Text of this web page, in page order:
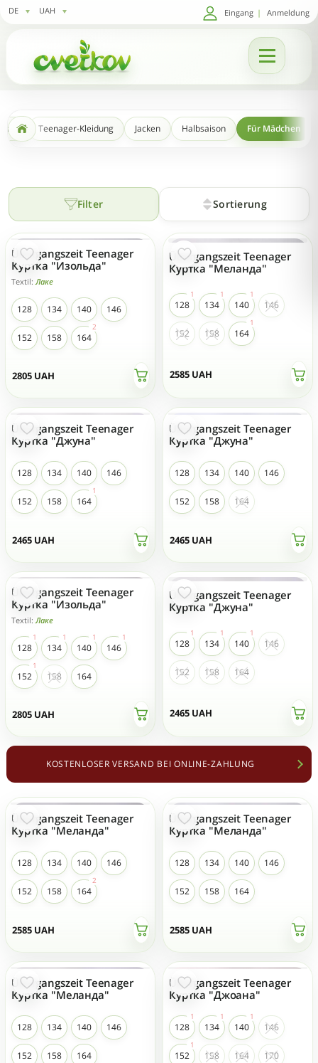
DE UAH Eingang | Anmeldung
Teenager-Kleidung Jacken Halbsaison Für Mädchen
Filter Sortierung
NEU
2805 UAH
Übergangszeit Teenager
Куртка "Изольда"
Textil: Лаке
128 134 140 146
152 158 164
NEU
2585 UAH
Übergangszeit Teenager
Куртка "Меланда"
128 134 140 146
152 158 164
NEU
2465 UAH
Übergangszeit Teenager
Куртка "Джуна"
128 134 140 146
152 158 164
NEU
2465 UAH
Übergangszeit Teenager
Куртка "Джуна"
128 134 140 146
152 158 164
NEU
2805 UAH
Übergangszeit Teenager
Куртка "Изольда"
Textil: Лаке
128 134 140 146
152 158 164
NEU
2465 UAH
Übergangszeit Teenager
Куртка "Джуна"
128 134 140 146
152 158 164
KOSTENLOSER VERSAND BEI ONLINE-ZAHLUNG
NEU
2585 UAH
Übergangszeit Teenager
Куртка "Меланда"
128 134 140 146
152 158 164
NEU
2585 UAH
Übergangszeit Teenager
Куртка "Меланда"
128 134 140 146
152 158 164
NEU
Übergangszeit Teenager
Куртка "Меланда"
128 134 140 146
152 158 164
Übergangszeit Teenager
Куртка "Джоана"
128 134 140 146
152 158 164 170